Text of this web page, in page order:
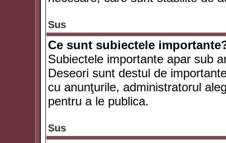
Sus
Ce sunt subiectele
Subiectele importante apar sub
Deseori sunt destul de
cu anunţurile, administratorul
pentru a le publica.
Sus